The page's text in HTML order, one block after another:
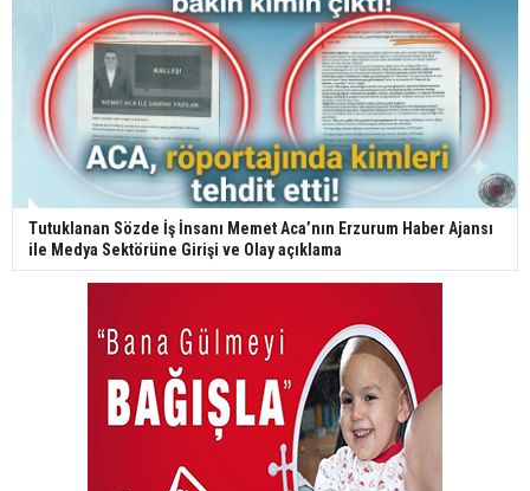
Tutuklanan Sözde İş İnsanı Memet Aca’nın Erzurum Haber Ajansı
ile Medya Sektörüne Girişi ve Olay açıklama